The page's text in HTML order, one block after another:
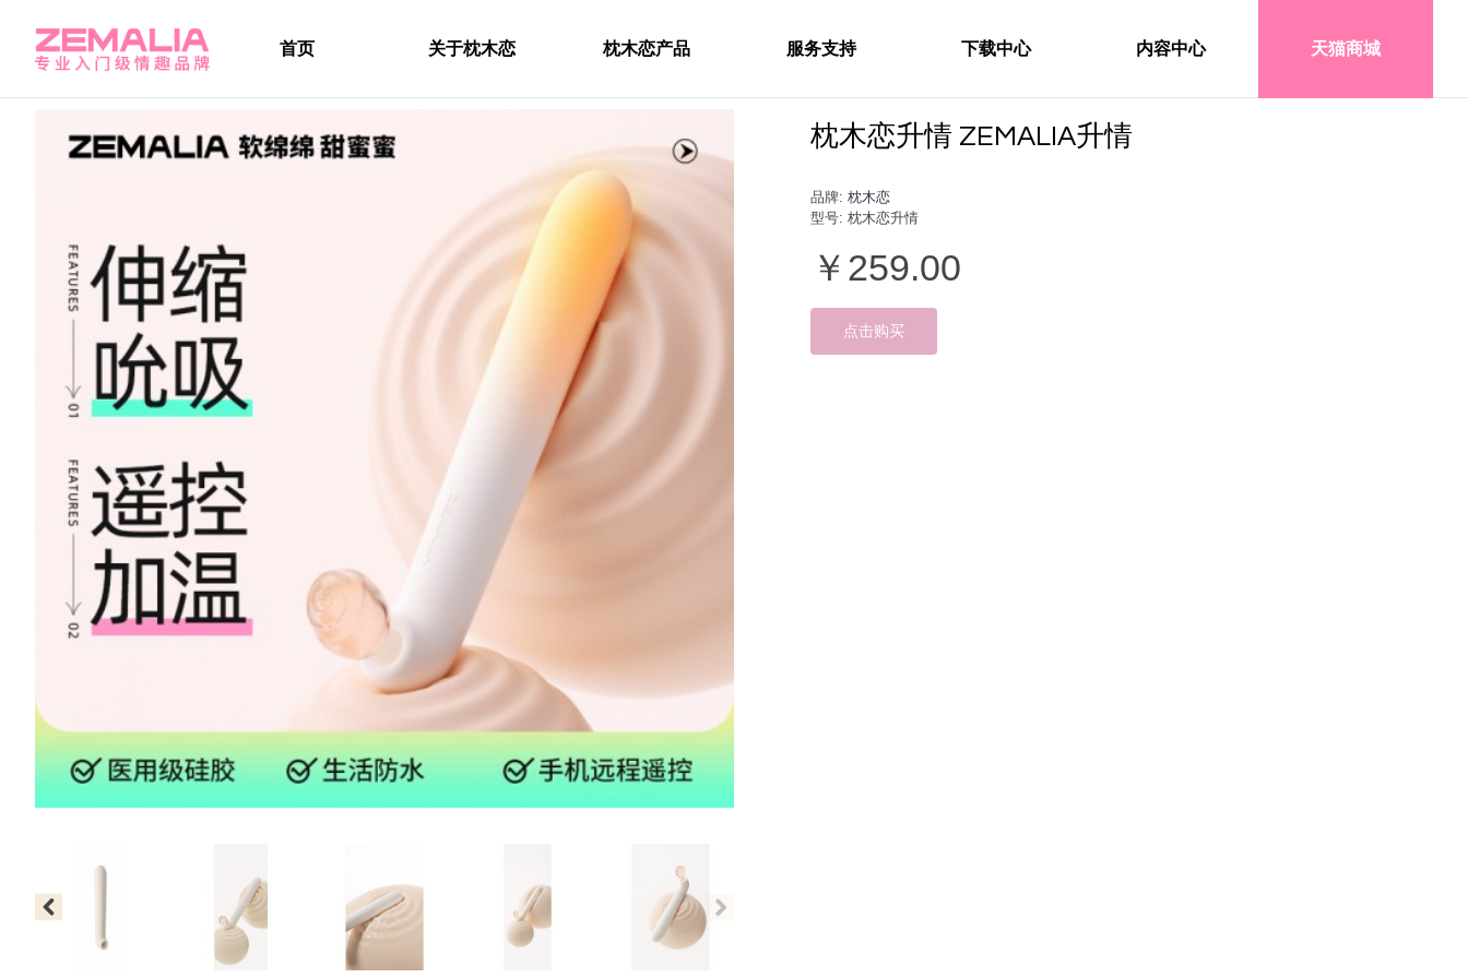
首页 关于枕木恋 枕木恋产品 服务支持 下载中心 内容中心 天猫商城
枕木恋升情 ZEMALIA升情
品牌: 枕木恋
型号: 枕木恋升情
￥259.00
点击购买